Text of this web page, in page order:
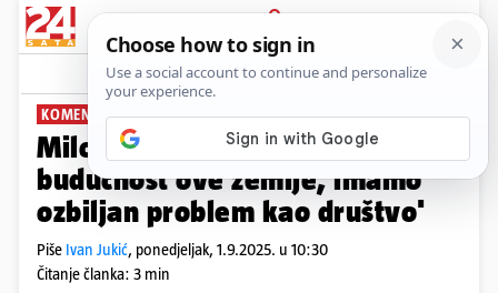
PRIJAVA
News Komentari
KOMENTIRAO FESTIVAL U BENKOVCU
Milorad Pupovac: 'Strah me za
budućnost ove zemlje, imamo
ozbiljan problem kao društvo'
Piše Ivan Jukić, ponedjeljak, 1.9.2025. u 10:30
Čitanje članka: 3 min